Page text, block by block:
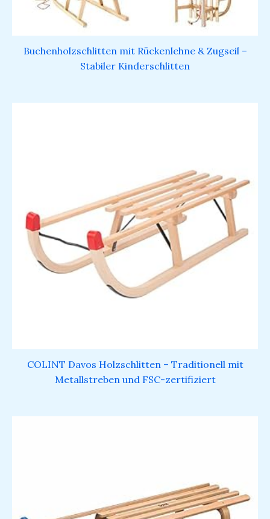
Buchenholzschlitten mit Rückenlehne & Zugseil –
Stabiler Kinderschlitten
COLINT Davos Holzschlitten – Traditionell mit
Metallstreben und FSC-zertifiziert